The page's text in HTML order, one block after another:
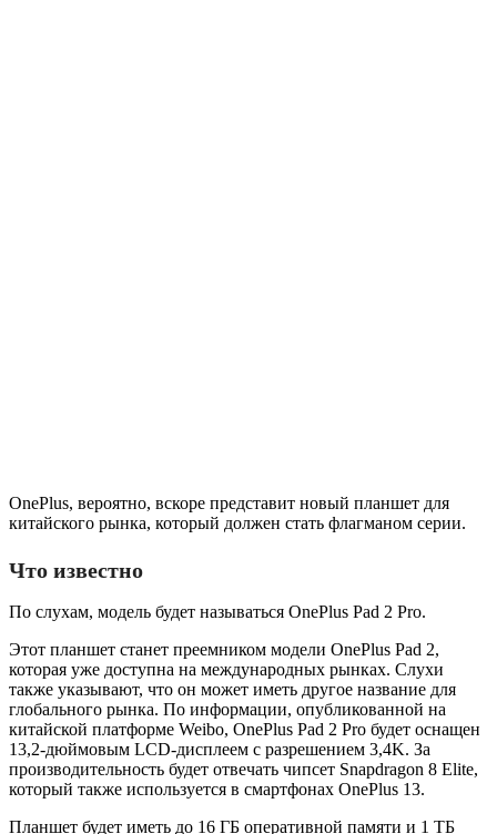
OnePlus, вероятно, вскоре представит новый планшет для
китайского рынка, который должен стать флагманом серии.
Что известно
По слухам, модель будет называться OnePlus Pad 2 Pro.
Этот планшет станет преемником модели OnePlus Pad 2,
которая уже доступна на международных рынках. Слухи
также указывают, что он может иметь другое название для
глобального рынка. По информации, опубликованной на
китайской платформе Weibo, OnePlus Pad 2 Pro будет оснащен
13,2-дюймовым LCD-дисплеем с разрешением 3,4K. За
производительность будет отвечать чипсет Snapdragon 8 Elite,
который также используется в смартфонах OnePlus 13.
Планшет будет иметь до 16 ГБ оперативной памяти и 1 ТБ